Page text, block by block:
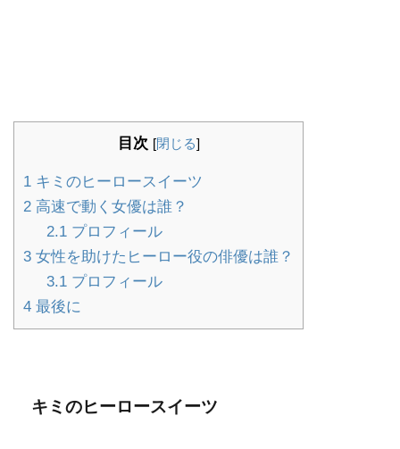
目次 [閉じる]
1 キミのヒーロースイーツ
2 高速で動く女優は誰？
2.1プロフィール
3 女性を助けたヒーロー役の俳優は誰？
3.1プロフィール
4 最後に
キミのヒーロースイーツ